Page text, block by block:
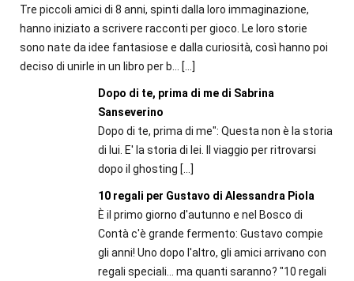
Tre piccoli amici di 8 anni, spinti dalla loro immaginazione,
hanno iniziato a scrivere racconti per gioco. Le loro storie
sono nate da idee fantasiose e dalla curiosità, così hanno poi
deciso di unirle in un libro per b...
[…]
Dopo di te, prima di me di Sabrina
Sanseverino
Dopo di te, prima di me": Questa non è la storia
di lui. E' la storia di lei. Il viaggio per ritrovarsi
dopo il ghosting […]
10 regali per Gustavo di Alessandra Piola
È il primo giorno d'autunno e nel Bosco di
Contà c'è grande fermento: Gustavo compie
gli anni! Uno dopo l'altro, gli amici arrivano con
regali speciali... ma quanti saranno? "10 regali